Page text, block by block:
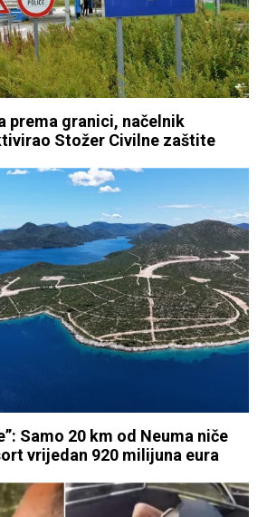
prema granici, načelnik
Stožer Civilne zaštite
Samo 20 km od Neuma niče
vrijedan 920 milijuna eura